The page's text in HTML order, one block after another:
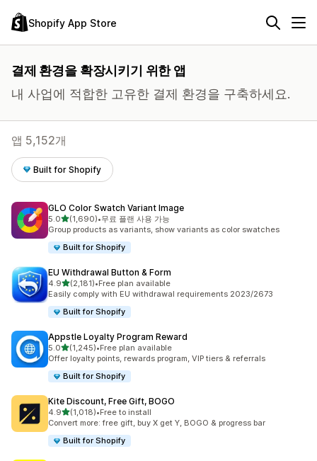
Shopify App Store
결제 환경을 확장시키기 위한 앱
내 사업에 적합한 고유한 결제 환경을 구축하세요.
앱 5,152개
Built for Shopify
GLO Color Swatch Variant Image
5.0별 5개 중
(1,690)
총 리뷰 1690개
•무료 플랜 사용 가능
Group products as variants, show variants as color swatches
Built for Shopify
EU Withdrawal Button & Form
4.9별 5개 중
(2,181)
총 리뷰 2181개
•Free plan available
Easily comply with EU withdrawal requirements 2023/2673
Built for Shopify
Appstle Loyalty Program Reward
5.0별 5개 중
(1,245)
총 리뷰 1245개
•Free plan available
Offer loyalty points, rewards program, VIP tiers & referrals
Built for Shopify
Kite Discount, Free Gift, BOGO
4.9별 5개 중
(1,018)
총 리뷰 1018개
•Free to install
Convert more: free gift, buy X get Y, BOGO & progress bar
Built for Shopify